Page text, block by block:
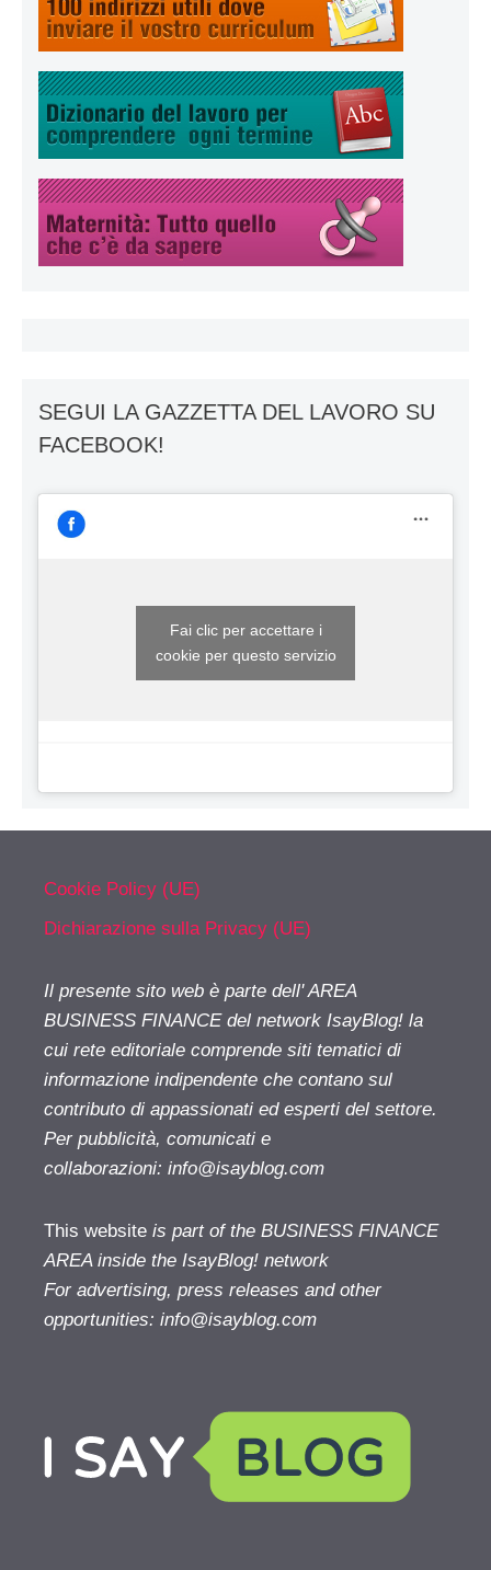
SEGUI LA GAZZETTA DEL LAVORO SU
FACEBOOK!
Fai clic per accettare i
cookie per questo servizio
Cookie Policy (UE)
Dichiarazione sulla Privacy (UE)
Il presente sito web è parte dell' AREA
BUSINESS FINANCE del network IsayBlog! la
cui rete editoriale comprende siti tematici di
informazione indipendente che contano sul
contributo di appassionati ed esperti del settore.
Per pubblicità, comunicati e
collaborazioni: info@isayblog.com
This website is part of the BUSINESS FINANCE
AREA inside the IsayBlog! network
For advertising, press releases and other
opportunities: info@isayblog.com